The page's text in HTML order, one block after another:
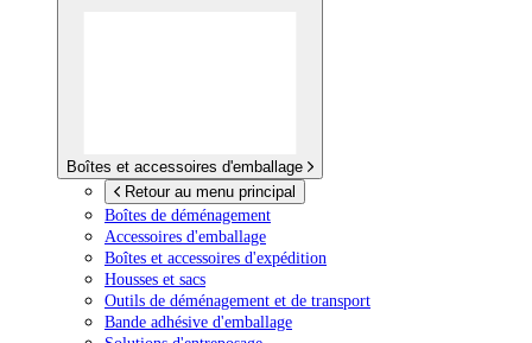
Boîtes et accessoires d'emballage
Retour au menu principal
Boîtes de déménagement
Accessoires d'emballage
Boîtes et accessoires d'expédition
Housses et sacs
Outils de déménagement et de transport
Bande adhésive d'emballage